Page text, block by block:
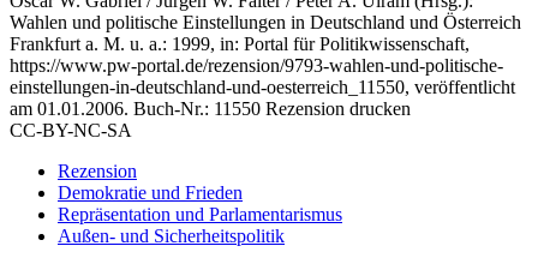
Wahlen und politische Einstellungen in Deutschland und Österreich
Frankfurt a. M. u. a.: 1999, in: Portal für Politikwissenschaft,
https://www.pw-portal.de/rezension/9793-wahlen-und-politische-
einstellungen-in-deutschland-und-oesterreich_11550, veröffentlicht
am 01.01.2006. Buch-Nr.: 11550 Rezension drucken
CC-BY-NC-SA
Rezension
Demokratie und Frieden
Repräsentation und Parlamentarismus
Außen- und Sicherheitspolitik